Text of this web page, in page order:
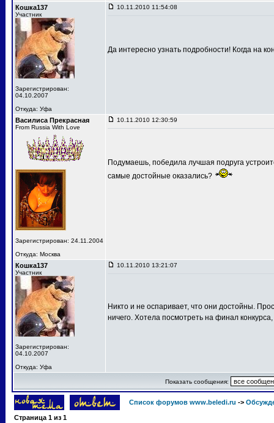
Кошка137
Участник
Зарегистрирован:
04.10.2007
Откуда: Уфа
10.11.2010 11:54:08
Да интересно узнать подробности! Когда на
Василиса Прекрасная
From Russia With Love
Зарегистрирован: 24.11.2004
Откуда: Москва
10.11.2010 12:30:59
Подумаешь, победила лучшая подруга
самые достойные оказались?
Кошка137
Участник
Зарегистрирован:
04.10.2007
Откуда: Уфа
10.11.2010 13:21:07
Никто и не оспаривает, что они достойны.
ничего. Хотела посмотреть на финал
Показать сообщения:
Список форумов www.beledi.ru ->
Страница 1 из 1